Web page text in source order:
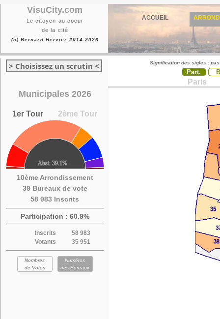
VisuCity.com
Le citoyen au coeur
de la cité
(c) Bernard Hervier 2014-2026
ACCUEIL
> Choisissez un scrutin <
Municipales 2026
1er Tour 2ème Tour
10ème Arrondissement
39 Bureaux de vote
58 983 Inscrits
Participation : 60.9%
Inscrits
58 983
Votants
35 951
Nombres
de Votes
Numéros
des Bureaux
Signification des sigles :
Part.
Paris